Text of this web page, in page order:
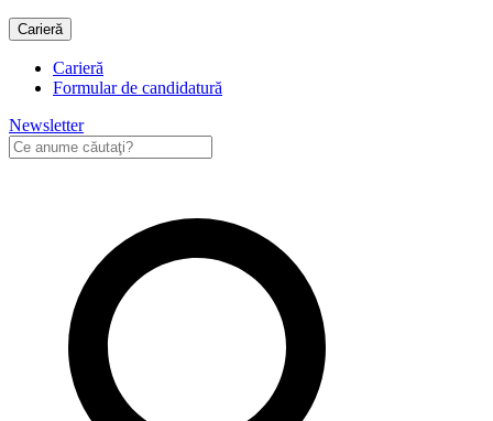
Carieră
Carieră
Formular de candidatură
Newsletter